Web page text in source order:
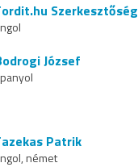
Szerkesztőség
József
Patrik
német